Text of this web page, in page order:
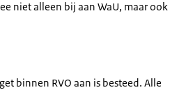
niet alleen bij aan WaU, maar ook
binnen RVO aan is besteed. Alle